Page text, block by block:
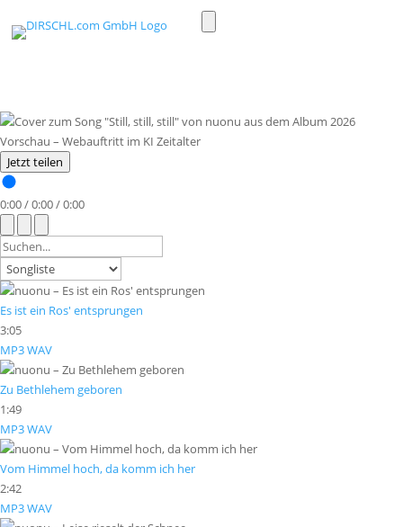
light/dark
Jetzt teilen
0:00/0:00/0:00
Es ist ein Ros' entsprungen
3:05
MP3WAV
Zu Bethlehem geboren
1:49
MP3WAV
Vom Himmel hoch, da komm ich her
2:42
MP3WAV